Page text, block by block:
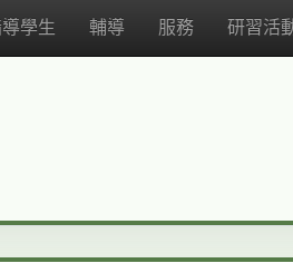
學生 輔導 服務 研習活